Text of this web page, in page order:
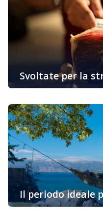
numero sempre più alto
particolarmente l’isola di
vicinanza dell’isola di Krk
Svoltate per la
strada per i
dalla primavera
più, turisti e ospiti di
popolarità, la sua bellezza
offre un’infinità di
attiva, culturale, familiare
Il periodo ideale
Krk